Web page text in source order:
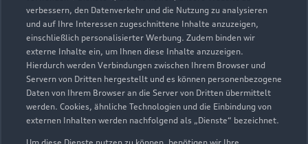
verbessern, den Datenverkehr und die Nutzung zu analysieren
und auf Ihre Interessen zugeschnittene Inhalte anzuzeigen,
einschließlich personalisierter Werbung. Zudem binden wir
externe Inhalte ein, um Ihnen diese Inhalte anzuzeigen.
Hierdurch werden Verbindungen zwischen Ihrem Browser und
Servern von Dritten hergestellt und es können personenbezogene
Daten von Ihrem Browser an die Server von Dritten übermittelt
werden. Cookies, ähnliche Technologien und die Einbindung von
externen Inhalten werden nachfolgend als „Dienste“ bezeichnet.
Lingener Straße 89
49716 Meppen
05931 97990
schwarte.meppen@nowag.com